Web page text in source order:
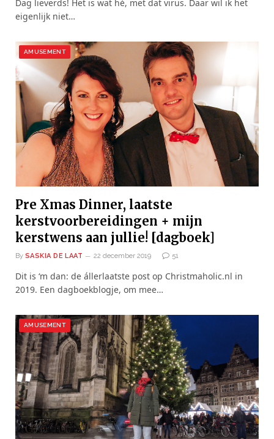
Dag lieverds! Het is wat hè, met dat virus. Daar wil ik het
eigenlijk niet…
AMUSEMENT
Pre Xmas Dinner, laatste
kerstvoorbereidingen + mijn
kerstwens aan jullie! [dagboek]
By SASKIA DE LAAT 22 december 2019 51
Dit is ‘m dan: de állerlaatste post op Christmaholic.nl in
2019. Een dagboekblogje, om mee…
AMUSEMENT